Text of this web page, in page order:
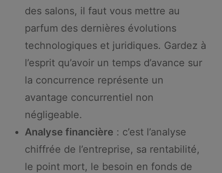
des salons, il faut vous mettre au
parfum des dernières évolutions
technologiques et juridiques. Gardez à
l’esprit qu’avoir un temps d’avance sur
la concurrence représente un
avantage concurrentiel non
négligeable.
Analyse financière : c’est l’analyse
chiffrée de l’entreprise, sa rentabilité,
le point mort, le besoin en fonds de